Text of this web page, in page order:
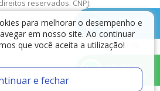
para melhorar o desempenho e
em nosso site. Ao continuar
que você aceita a utilização!
e fechar
chamar no
Telegram
chamar no
WhatsApp
reservados. CNPJ:
total ou parcial, sem a expressa
Mariana - São Paulo - SP / CEP: 04119-